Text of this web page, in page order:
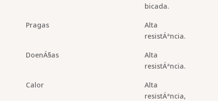
bicada.
Pragas
Alta
resistÁªncia.
DoenÁ§as
Alta
resistÁªncia.
Calor
Alta
resistÁªncia,